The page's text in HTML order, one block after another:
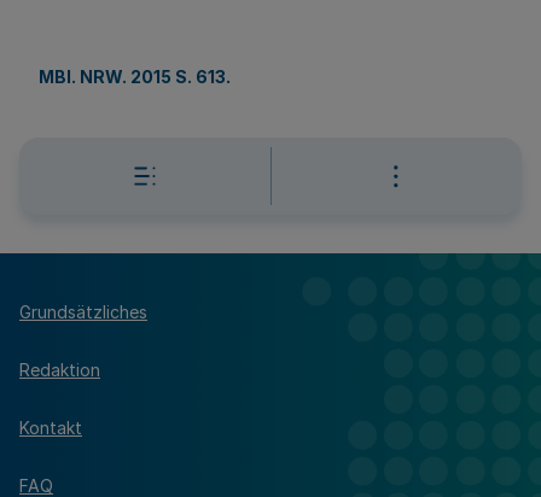
MBl. NRW. 2015 S. 613.
Grundsätzliches
Redaktion
Kontakt
FAQ